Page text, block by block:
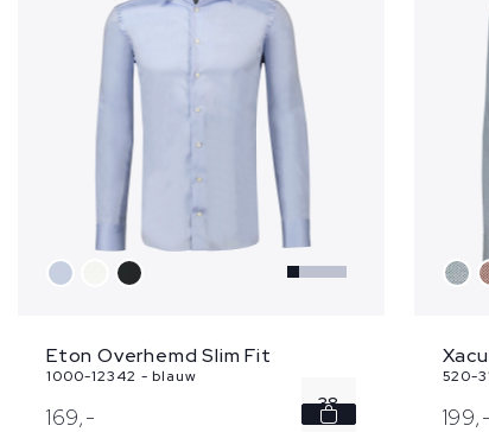
Eton Overhemd Slim Fit
1000-12342 - blauw
169,- 38
520-
199,-